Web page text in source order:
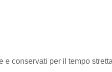
conservati per il tempo